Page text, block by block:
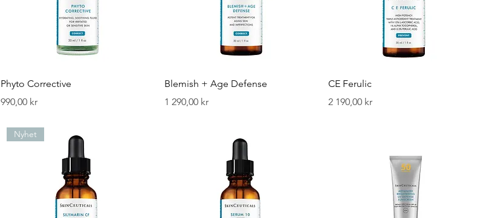
Phyto Corrective
Pris
990,00 kr
Blemish + Age Defense
Pris
1 290,00 kr
CE Ferulic
Pris
2 190,00 kr
Nyhet